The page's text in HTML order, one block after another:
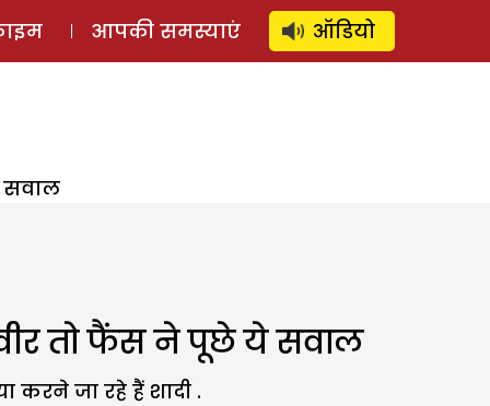
लॉग इन ⚲ SUBSCRIBE
आपकी समस्याएं ऑडियो
सवाल
तो फैंस ने पूछे ये सवाल
जा रहे हैं शादी .